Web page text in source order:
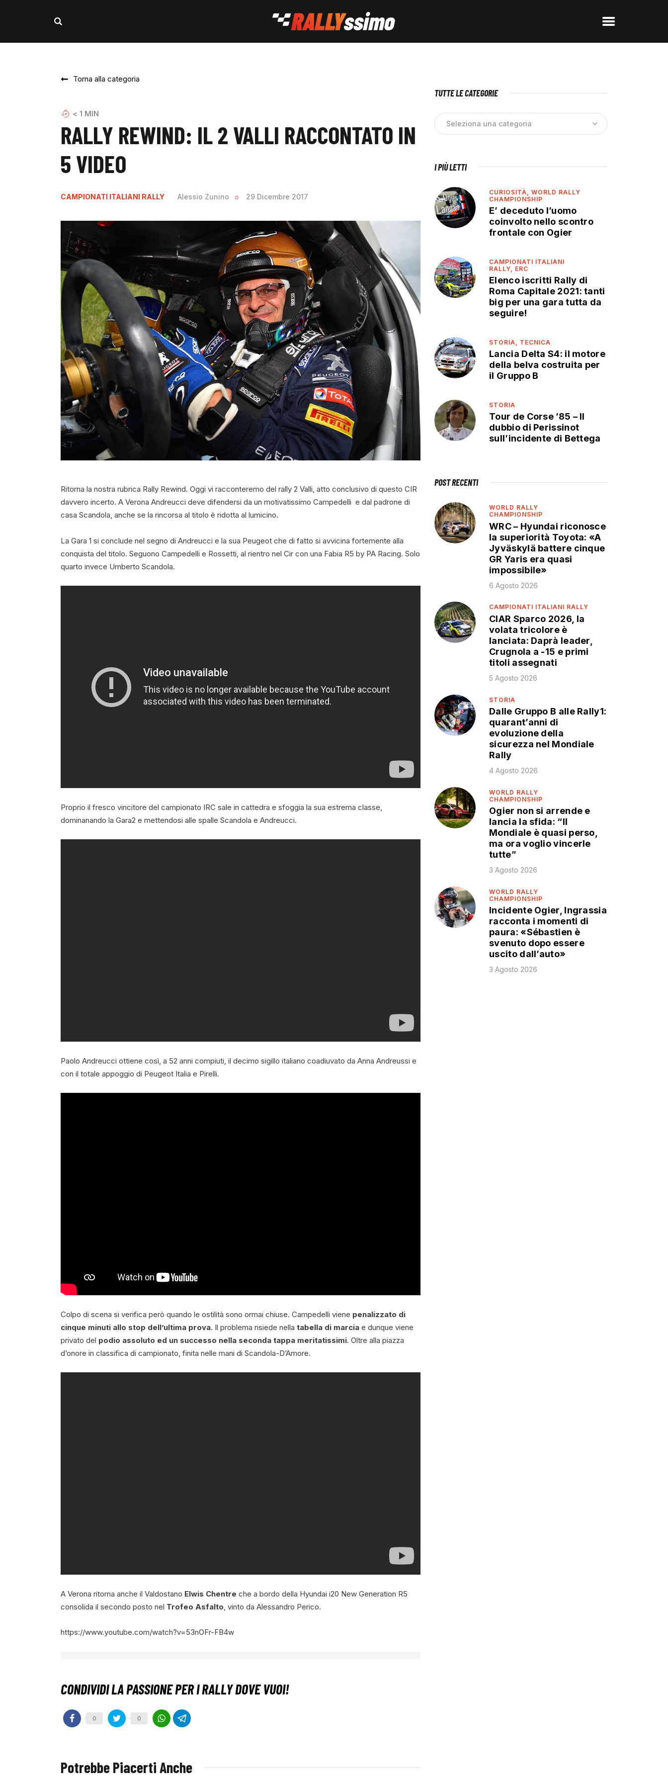
Torna alla categoria
< 1 MIN
RALLY REWIND: IL 2 VALLI RACCONTATO IN
5 VIDEO
CAMPIONATI ITALIANI RALLY Alessio Zunino 29 Dicembre 2017
Ritorna la nostra rubrica Rally Rewind. Oggi vi racconteremo del rally 2 Valli, atto conclusivo di questo CIR
davvero incerto. A Verona Andreucci deve difendersi da un motivatissimo Campedelli e dal padrone di
casa Scandola, anche se la rincorsa al titolo è ridotta al lumicino.
La Gara 1 si conclude nel segno di Andreucci e la sua Peugeot che di fatto si avvicina fortemente alla
conquista del titolo. Seguono Campedelli e Rossetti, al rientro nel Cir con una Fabia R5 by PA Racing. Solo
quarto invece Umberto Scandola.
Proprio il fresco vincitore del campionato IRC sale in cattedra e sfoggia la sua estrema classe,
dominanando la Gara2 e mettendosi alle spalle Scandola e Andreucci.
Paolo Andreucci ottiene così, a 52 anni compiuti, il decimo sigillo italiano coadiuvato da Anna Andreussi e
con il totale appoggio di Peugeot Italia e Pirelli.
Colpo di scena si verifica però quando le ostilità sono ormai chiuse. Campedelli viene penalizzato di
cinque minuti allo stop dell’ultima prova. Il problema risiede nella tabella di marcia e dunque viene
privato del podio assoluto ed un successo nella seconda tappa meritatissimi. Oltre alla piazza
d’onore in classifica di campionato, finita nelle mani di Scandola-D’Amore.
A Verona ritorna anche il Valdostano Elwis Chentre che a bordo della Hyundai i20 New Generation R5
consolida il secondo posto nel Trofeo Asfalto , vinto da Alessandro Perico.
https://www.youtube.com/watch?v=53nOFr-FB4w
0 0
Potrebbe Piacerti Anche
TUTTE LE CATEGORIE
I PIÙ LETTI
CURIOSITÀ,WORLD RALLY
CHAMPIONSHIP
E’ deceduto l’uomo
coinvolto nello scontro
frontale con Ogier
CAMPIONATI ITALIANI
RALLY, ERC
Elenco iscritti Rally di
Roma Capitale 2021: tanti
big per una gara tutta da
seguire!
STORIA, TECNICA
Lancia Delta S4: il motore
della belva costruita per
il Gruppo B
STORIA
Tour de Corse ’85 – Il
dubbio di Perissinot
sull’incidente di Bettega
POST RECENTI
WORLD RALLY
CHAMPIONSHIP
WRC – Hyundai riconosce
la superiorità Toyota: «A
Jyväskylä battere cinque
GR Yaris era quasi
impossibile»
6 Agosto 2026
CAMPIONATI ITALIANI RALLY
CIAR Sparco 2026, la
volata tricolore è
lanciata: Daprà leader,
Crugnola a -15 e primi
titoli assegnati
5 Agosto 2026
STORIA
Dalle Gruppo B alle Rally1:
quarant’anni di
evoluzione della
sicurezza nel Mondiale
Rally
4 Agosto 2026
WORLD RALLY
CHAMPIONSHIP
Ogier non si arrende e
lancia la sfida: “Il
Mondiale è quasi perso,
ma ora voglio vincerle
tutte”
3 Agosto 2026
WORLD RALLY
CHAMPIONSHIP
Incidente Ogier, Ingrassia
racconta i momenti di
paura: «Sébastien è
svenuto dopo essere
uscito dall’auto»
3 Agosto 2026